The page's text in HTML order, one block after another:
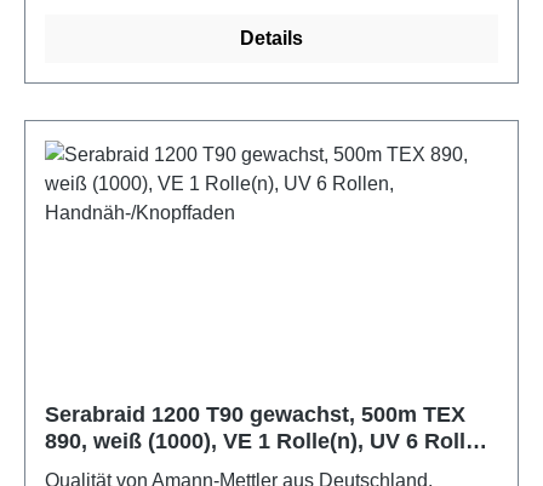
Details
Serabraid 1200 T90 gewachst, 500m TEX
890, weiß (1000), VE 1 Rolle(n), UV 6 Rollen,
Handnäh-/Knopffaden
Qualität von Amann-Mettler aus Deutschland.